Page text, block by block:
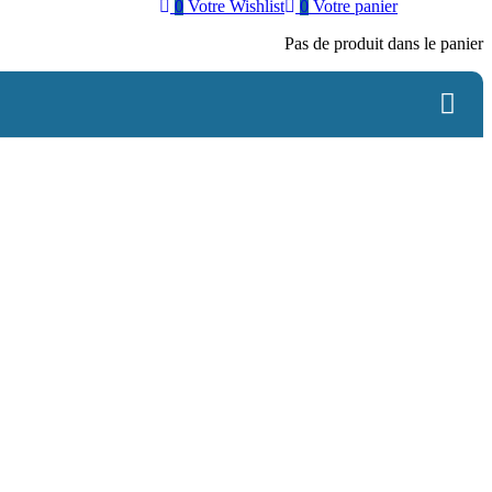
0 Votre panier
Pas de produit dans le panier
0 Votre Wishlist